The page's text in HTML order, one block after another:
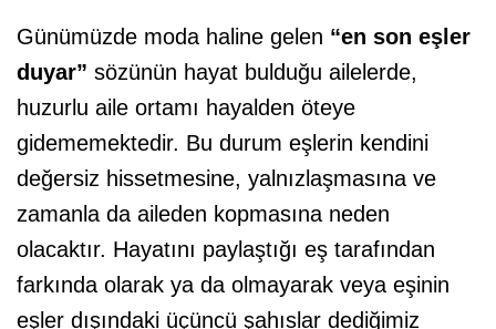
Günümüzde moda haline gelen “en son eşler
duyar” sözünün hayat bulduğu ailelerde,
huzurlu aile ortamı hayalden öteye
gidememektedir. Bu durum eşlerin kendini
değersiz hissetmesine, yalnızlaşmasına ve
zamanla da aileden kopmasına neden
olacaktır. Hayatını paylaştığı eş tarafından
farkında olarak ya da olmayarak veya eşinin
eşler dışındaki üçüncü şahıslar dediğimiz